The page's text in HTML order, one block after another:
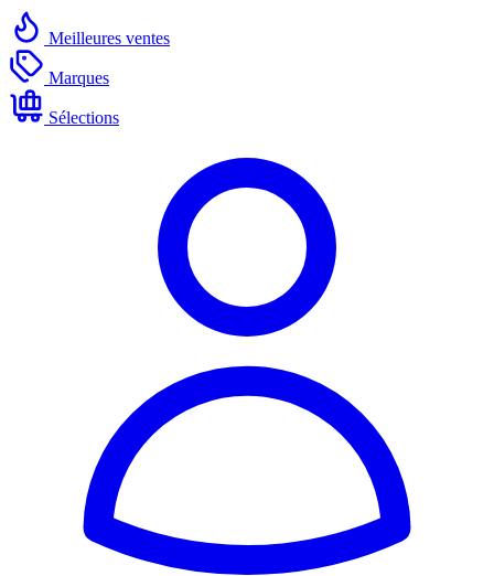
Meilleures ventes
Marques
Sélections